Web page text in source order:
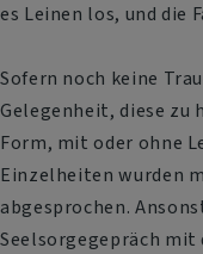
es Leinen los, und die
Sofern noch keine
Gelegenheit, diese zu
Form, mit oder ohne
Einzelheiten wurden
abgesprochen.
Seelsorgegepräch mit